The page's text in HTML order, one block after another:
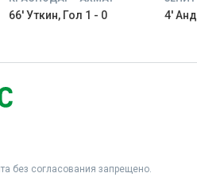
66' Уткин, Гол 1 - 0 4'
без согласования запрещено.